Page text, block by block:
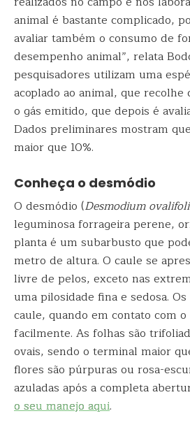
animal é bastante complicado,
avaliar também o consumo de
desempenho animal”, relata
pesquisadores utilizam uma
acoplado ao animal, que
o gás emitido, que depois é
Dados preliminares mostram
maior que 10%.
Conheça o desmódio
O desmódio (Desmodium
leguminosa forrageira perene,
planta é um subarbusto que
metro de altura. O caule se
livre de pelos, exceto nas
uma pilosidade fina e sedosa.
caule, quando em contato com
facilmente. As folhas são
ovais, sendo o terminal maior
flores são púrpuras ou rosa-
azuladas após a completa
o seu manejo aqui.